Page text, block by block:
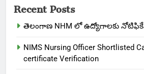
Recent Posts
తెలంగాణ NHM లో ఉద్యోగాలకు
NIMS Nursing Officer Shortlisted
certificate Verification